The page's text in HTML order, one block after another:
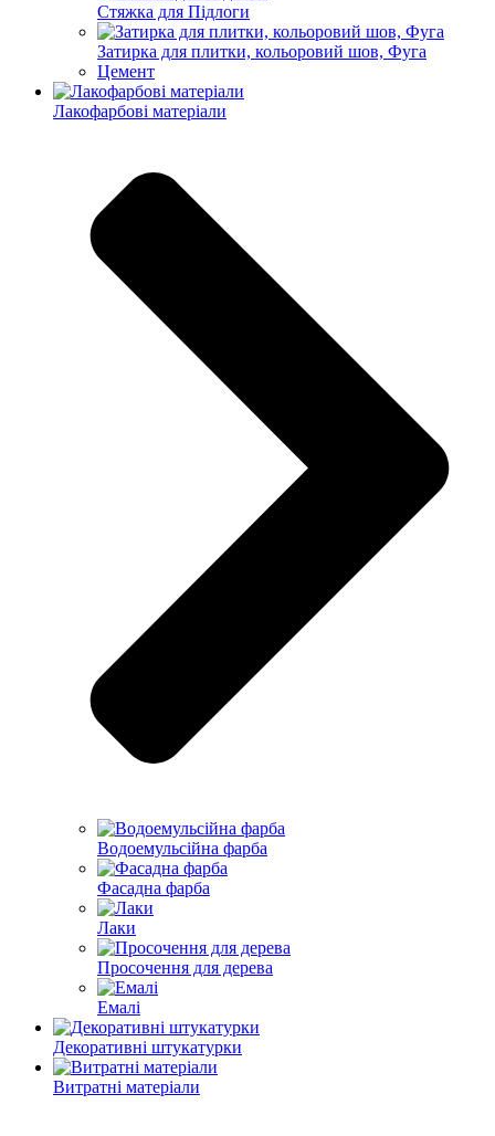
Стяжка для Підлоги
Затирка для плитки, кольоровий шов, Фуга
Цемент
Лакофарбові матеріали
Водоемульсійна фарба
Фасадна фарба
Лаки
Просочення для дерева
Емалі
Декоративні штукатурки
Витратні матеріали